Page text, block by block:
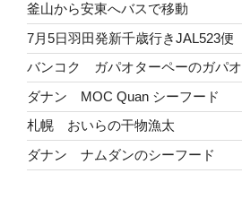
釜山から安東へバスで移動
7月5日羽田発新千歳行きJAL523便
バンコク ガパオターペーのガパオ
ダナン MOC Quan シーフード
札幌 おいらの干物漁太
ダナン ナムダンのシーフード